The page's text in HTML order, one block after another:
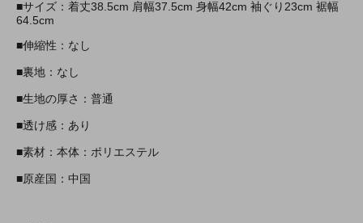
■サイズ：着丈38.5cm 肩幅37.5cm 身幅42cm 袖ぐり23cm 裾幅
64.5cm
■伸縮性：なし
■裏地：なし
■生地の厚さ：普通
■透け感：あり
■素材：本体：ポリエステル
■原産国：中国